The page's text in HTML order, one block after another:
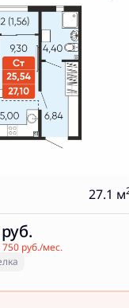
27.1 м
руб.
750 руб./мес.